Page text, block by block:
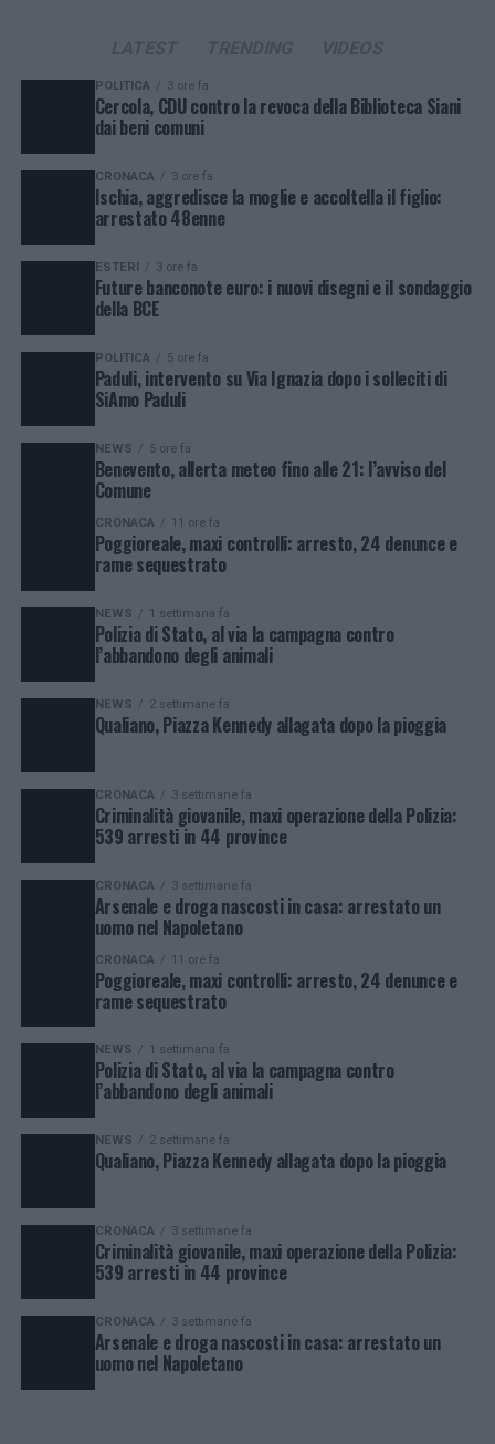
POLITICA 3 ore fa
Cercola, CDU contro la revoca della Biblioteca Siani
dai beni comuni
CRONACA 3 ore fa
Ischia, aggredisce la moglie e accoltella il figlio:
arrestato 48enne
ESTERI 3 ore fa
Future banconote euro: i nuovi disegni e il sondaggio
della BCE
POLITICA 5 ore fa
Paduli, intervento su Via Ignazia dopo i solleciti di
SiAmo Paduli
NEWS 5 ore fa
Benevento, allerta meteo fino alle 21: l’avviso del
Comune
CRONACA 11 ore fa
Poggioreale, maxi controlli: arresto, 24 denunce e
rame sequestrato
NEWS 1 settimana fa
Polizia di Stato, al via la campagna contro
l’abbandono degli animali
NEWS 2 settimane fa
Qualiano, Piazza Kennedy allagata dopo la pioggia
CRONACA 3 settimane fa
Criminalità giovanile, maxi operazione della Polizia:
539 arresti in 44 province
CRONACA 3 settimane fa
Arsenale e droga nascosti in casa: arrestato un
uomo nel Napoletano
CRONACA 11 ore fa
Poggioreale, maxi controlli: arresto, 24 denunce e
rame sequestrato
NEWS 1 settimana fa
Polizia di Stato, al via la campagna contro
l’abbandono degli animali
NEWS 2 settimane fa
Qualiano, Piazza Kennedy allagata dopo la pioggia
CRONACA 3 settimane fa
Criminalità giovanile, maxi operazione della Polizia:
539 arresti in 44 province
CRONACA 3 settimane fa
Arsenale e droga nascosti in casa: arrestato un
uomo nel Napoletano